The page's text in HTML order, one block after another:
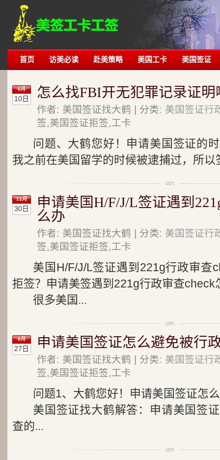
首页 访美必读 赴美策略 美国工卡 美国签证
6月
10日 怎么找FBI开无犯罪记录证明
作者: 美国签证找大鹤 | 分类: 美国签证行
签,美国签证拒签,工卡
问题、大鹤您好！申请美国签证的
我之前在美国留学的时候被逮捕过，所
11月
30日
申请美国H/F/J/L签证遇到
么办
作者: 美国签证找大鹤 | 分类: 美国签证行
签,美国签证拒签,工卡
美国H/F/J/L签证遇到221g行政审查
拒签？申请美签遇到221g行政审查check
很多美国...
8月
27日 申请美国签证怎么避免被行
作者: 美国签证找大鹤 | 分类: 美国签证行
签,美国签证拒签,工卡
问题1、大鹤您好！申请美国签证怎
美国签证找大鹤解答：申请美国签
查的...